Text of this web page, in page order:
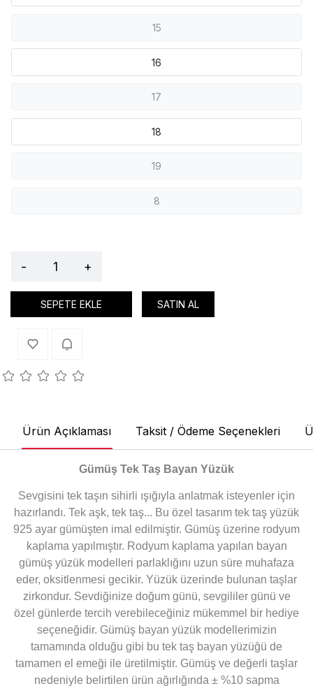
15
16
17
18
19
8
- +
SEPETE EKLE SATIN AL
Ürün Açıklaması Taksit / Ödeme Seçenekleri
Gümüş Tek Taş Bayan Yüzük
Sevgisini tek taşın sihirli ışığıyla anlatmak isteyenler için
hazırlandı. Tek aşk, tek taş... Bu özel tasarım tek taş yüzük
925 ayar gümüşten imal edilmiştir. Gümüş üzerine rodyum
kaplama yapılmıştır. Rodyum kaplama yapılan bayan
gümüş yüzük modelleri parlaklığını uzun süre muhafaza
eder, oksitlenmesi gecikir. Yüzük üzerinde bulunan taşlar
zirkondur. Sevdiğinize doğum günü, sevgililer günü ve
özel günlerde tercih verebileceğiniz mükemmel bir hediye
seçeneğidir. Gümüş bayan yüzük modellerimizin
tamamında olduğu gibi bu tek taş bayan yüzüğü de
tamamen el emeği ile üretilmiştir. Gümüş ve değerli taşlar
nedeniyle belirtilen ürün ağırlığında ± %10 sapma